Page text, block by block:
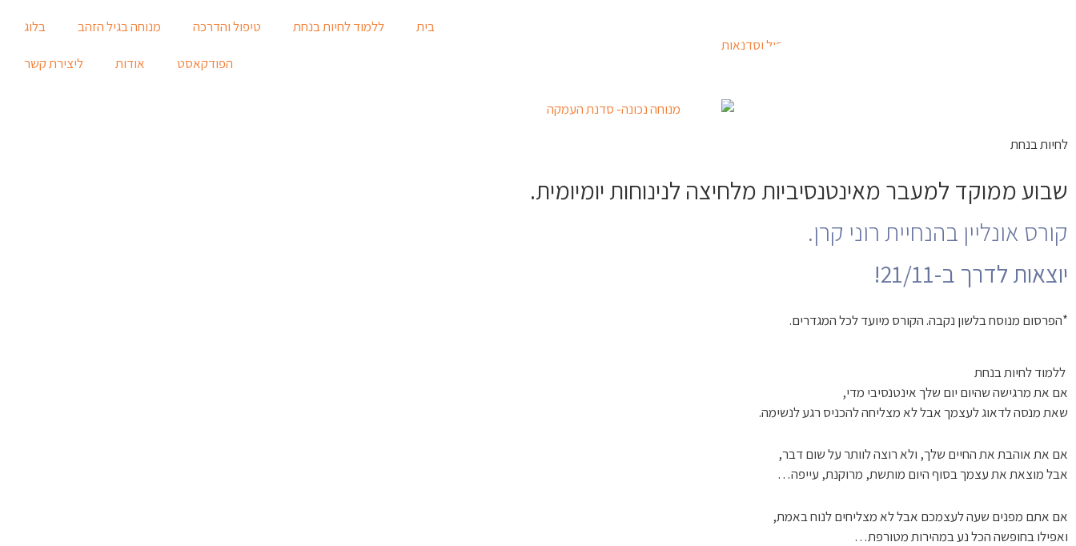
בית ללמוד לחיות בנחת טיפול והדרכה מנוחה בגיל הזהב בלוג
הפודקאסט אודות ליצירת קשר
לחיות בנחת
שבוע ממוקד למעבר מאינטנסיביות מלחיצה לנינוחות יומיומית.
קורס אונליין בהנחיית רוני קרן.
יוצאות לדרך ב-21/11!
*הפרסום מנוסח בלשון נקבה. הקורס מיועד לכל המגדרים.
ללמוד לחיות בנחת
אם את מרגישה שהיום יום שלך אינטנסיבי מדי,
שאת מנסה לדאוג לעצמך אבל לא מצליחה להכניס רגע לנשימה.
אם את אוהבת את החיים שלך, ולא רוצה לוותר על שום דבר,
אבל מוצאת את עצמך בסוף היום מותשת, מרוקנת, עייפה…
אם אתם מפנים שעה לעצמכם אבל לא מצליחים לנוח באמת,
ואפילו בחופשה הכל נע במהירות מטורפת…